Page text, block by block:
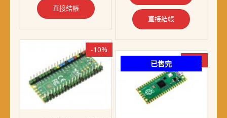
直接結帳
直接結帳
-10%
已售完 -18%